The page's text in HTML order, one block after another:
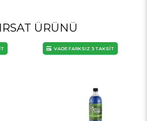
ÜRÜNÜ
VADE FARKSIZ 3 TAKSİT